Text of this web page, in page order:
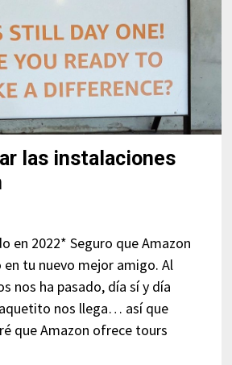
las instalaciones
en 2022* Seguro que Amazon
tu nuevo mejor amigo. Al
nos ha pasado, día sí y día
nos llega… así que
que Amazon ofrece tours